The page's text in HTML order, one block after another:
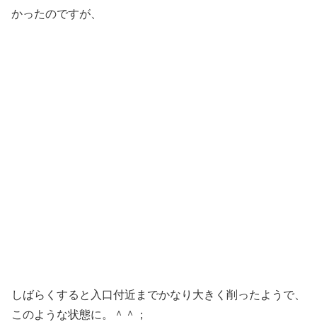
かったのですが、
しばらくすると入口付近までかなり大きく削ったようで、
このような状態に。＾＾；